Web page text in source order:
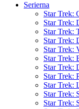
Serierna
Star Trek:
Star Trek:
Star Trek:
Star Trek:
Star Trek:
Star Trek:
Star Trek:
Star Trek:
Star Trek:
Star Trek:
Star Trek: